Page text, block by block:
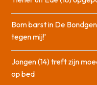
Bom barst in De
tegen mij!’
Jongen (14) treft zijn
op bed